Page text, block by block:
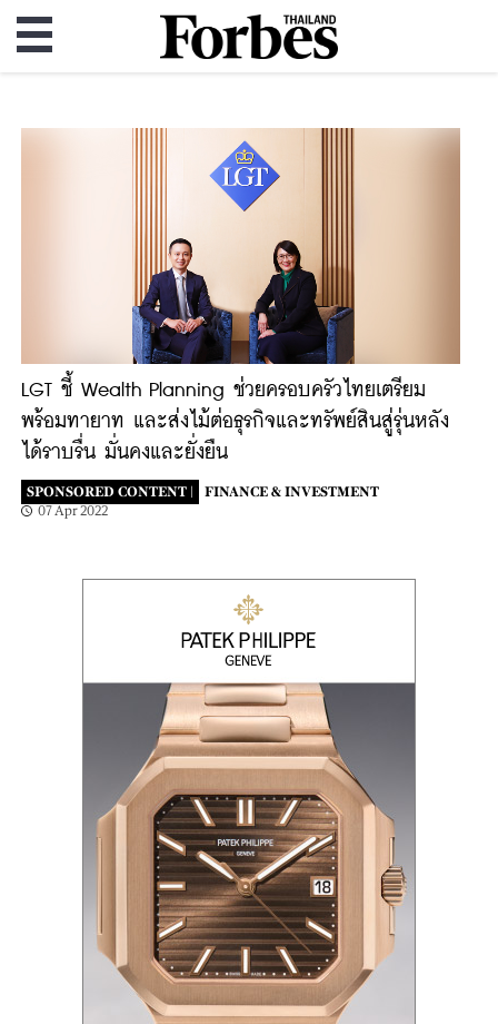
LGT ชี้ Wealth Planning ช่วยครอบครัวไทยเตรียม
พร้อมทายาท และส่งไม้ต่อธุรกิจและทรัพย์สินสู่รุ่นหลัง
ได้ราบรื่น มั่นคงและยั่งยืน
SPONSORED CONTENT |
FINANCE & INVESTMENT
07 Apr 2022